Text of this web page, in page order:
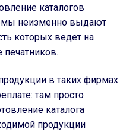
каталогов
неизменно выдают
которых ведет на
в таких фирмах
там просто
каталога
продукции